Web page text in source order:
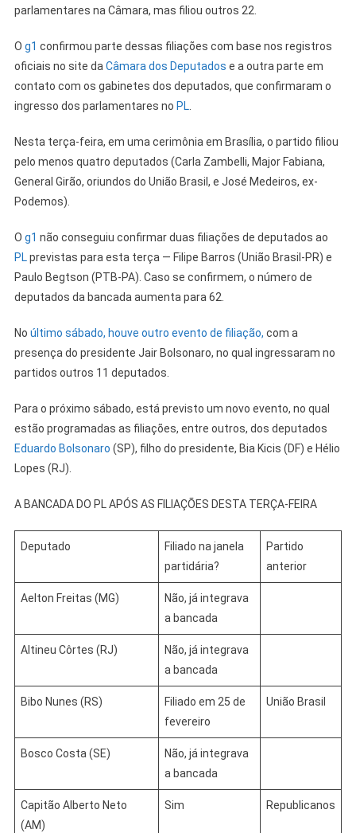
parlamentares na Câmara, mas filiou outros 22.
O g1 confirmou parte dessas filiações com base nos registros
oficiais no site daCâmara dos Deputados e a outra parte em
contato com os gabinetes dos deputados, que confirmaram o
ingresso dos parlamentares no PL.
Nesta terça-feira, em uma cerimônia em Brasília, o partido filiou
pelo menos quatro deputados (Carla Zambelli, Major Fabiana,
General Girão, oriundos do União Brasil, e José Medeiros, ex-
Podemos).
O g1 não conseguiu confirmar duas filiações de deputados ao
PLprevistas para esta terça — Filipe Barros (União Brasil-PR) e
Paulo Begtson (PTB-PA). Caso se confirmem, o número de
deputados da bancada aumenta para 62.
No último sábado, houve outro evento de filiação, com a
presença do presidente Jair Bolsonaro, no qual ingressaram no
partidos outros 11 deputados.
Para o próximo sábado, está previsto um novo evento, no qual
estão programadas as filiações, entre outros, dos deputados
Eduardo Bolsonaro (SP), filho do presidente, Bia Kicis (DF) e Hélio
Lopes (RJ).
A BANCADA DO PL APÓS AS FILIAÇÕES DESTA TERÇA-FEIRA
Deputado
Filiado na janela
partidária?
Partido
anterior
Aelton Freitas (MG)
Não, já integrava
a bancada
Altineu Côrtes (RJ)
Não, já integrava
a bancada
Bibo Nunes (RS)
Filiado em 25 de
fevereiro
União Brasil
Bosco Costa (SE)
Não, já integrava
a bancada
Capitão Alberto Neto
(AM)
Sim Republicanos